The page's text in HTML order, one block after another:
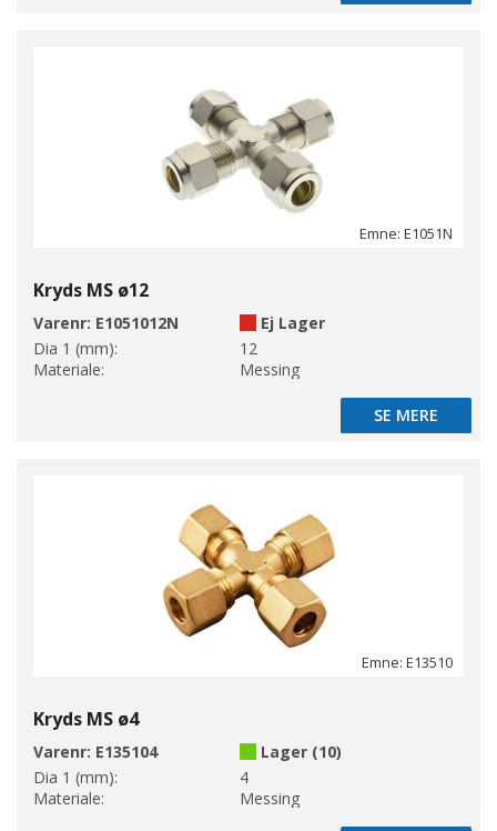
Emne: E1051N
Kryds MS ø12
Varenr: E1051012N
Ej Lager
Dia 1 (mm):
12
Materiale:
Messing
SE MERE
SE MERE
Emne: E13510
Kryds MS ø4
Varenr: E135104
Lager (10)
Dia 1 (mm):
4
Materiale:
Messing